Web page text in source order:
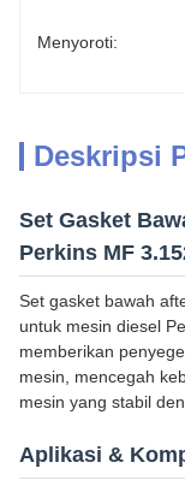
Menyoroti:
Deskripsi
Set Gasket
Perkins MF
Set gasket bawah
untuk mesin diesel
memberikan
mesin, mencegah
mesin yang stabil
Aplikasi &